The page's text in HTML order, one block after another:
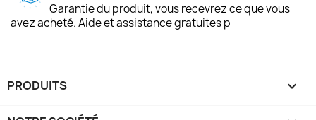
Garantie du produit, vous recevrez ce que vous
avez acheté. Aide et assistance gratuites p
PRODUITS 